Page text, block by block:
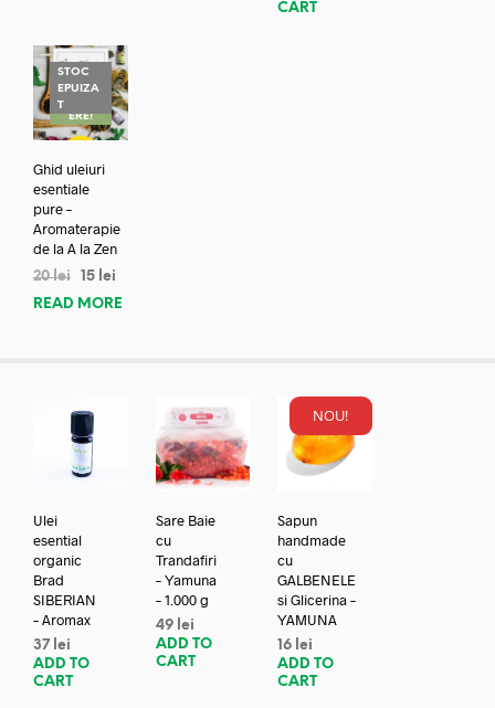
CART
STOC
EPUIZA
TREDUC
ERE!
Ghid uleiuri
esentiale
pure –
Aromaterapie
de la A la Zen
20lei 15 lei
READ MORE
Ulei
esential
organic
Brad
SIBERIAN
– Aromax
37 lei
ADD TO
CART
Sare Baie
cu
Trandafiri
– Yamuna
– 1.000 g
49 lei
ADD TO
CART
NOU!
Sapun
handmade
cu
GALBENELE
si Glicerina –
YAMUNA
16 lei
ADD TO
CART